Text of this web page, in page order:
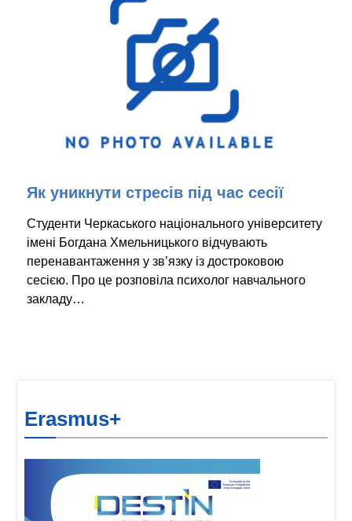
Як уникнути стресів під час сесії
Студенти Черкаського національного університету
імені Богдана Хмельницького відчувають
перенавантаження у зв’язку із достроковою
сесією. Про це розповіла психолог навчального
закладу…
Erasmus+